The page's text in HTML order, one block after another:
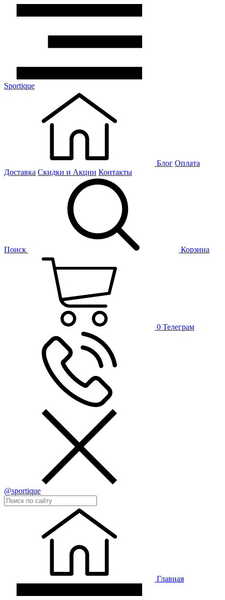
Sportique
Блог Оплата
Доставка Скидки и Акции Контакты
Поиск Корзина
0 Телеграм
@sportique
Главная